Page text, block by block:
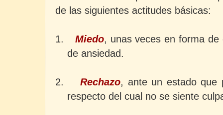
de las siguientes actitudes básicas:
1. Miedo, unas veces en forma
de ansiedad.
2. Rechazo, ante un estado que
respecto del cual no se siente